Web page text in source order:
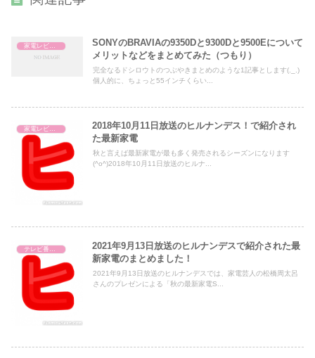
家電レビュー
SONYのBRAVIAの9350Dと9300Dと9500Eについて
メリットなどをまとめてみた（つもり）
完全なるドシロウトのつぶやきまとめのような1記事とします(._.)
個人的に、ちょっと55インチくらい...
家電レビュー
2018年10月11日放送のヒルナンデス！で紹介され
た最新家電
秋と言えば最新家電が最も多く発売されるシーズンになります
(^o^)2018年10月11日放送のヒルナ...
テレビ番組レビュー
2021年9月13日放送のヒルナンデスで紹介された最
新家電のまとめました！
2021年9月13日放送のヒルナンデスでは、家電芸人の松橋周太呂
さんのプレゼンによる「秋の最新家電S...